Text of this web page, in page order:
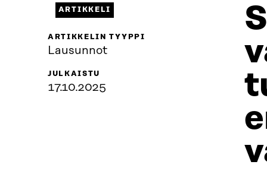
ARTIKKELI
ARTIKKELIN TYYPPI
Lausunnot
JULKAISTU
17.10.2025